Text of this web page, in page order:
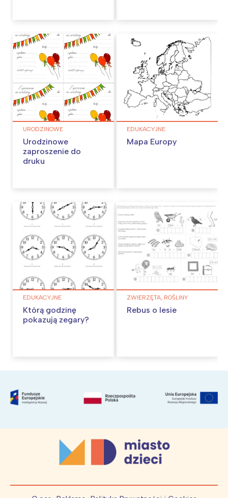
URODZINOWE
Urodzinowe
zaproszenie do
druku
EDUKACYJNE
Mapa Europy
EDUKACYJNE
Którą godzinę
pokazują zegary?
ZWIERZĘTA, ROŚLINY
Rebus o lesie